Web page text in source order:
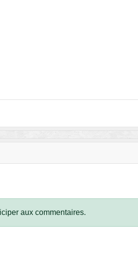
aux commentaires.